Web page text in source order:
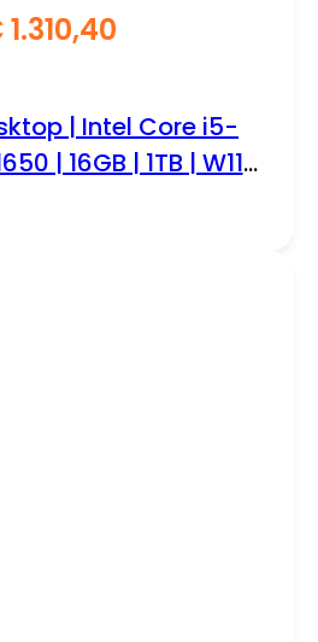
1.310,40
| Intel Core i5-
| 16GB | 1TB | W11